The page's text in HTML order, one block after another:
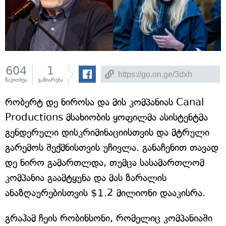
604
წაკითხვა
1
გაზიარება
რობერტ დე ნიროსა და მის კომპანიას Canal
Productions მსახიობის ყოფილმა ასისტენტმა
გენდერული დისკრიმინაციისთვის და მტრული
გარემოს შექმნისთვის უჩივლა. განაჩენით თავად
დე ნირო გამართლდა, თუმცა სასამართლომ
კომპანია გაამტყუნა და მას ზარალის
ანაზღაურებისთვის $1.2 მილიონი დააკისრა.
გრაჰამ ჩეის რობინსონი, რომელიც კომპანიაში